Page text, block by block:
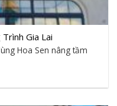
Gia Lai
Hoa Sen nâng tầm